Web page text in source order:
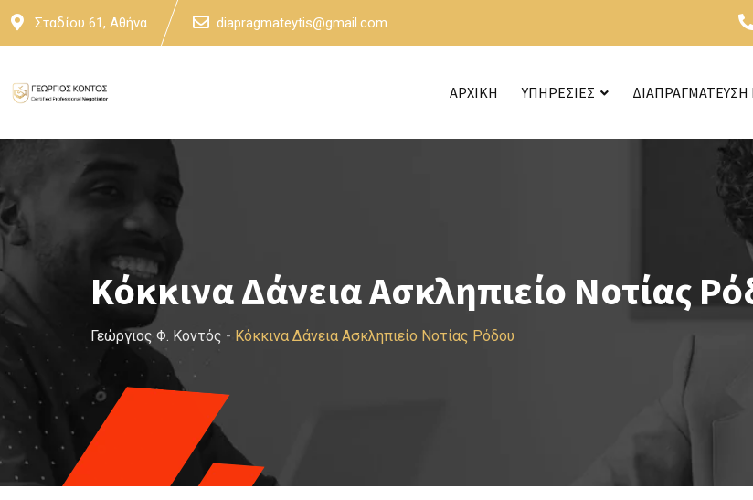
Skip
Σταδίου 61, Αθήνα diapragmateytis@gmail.com
ΑΡΧΙΚΗ ΥΠΗΡΕΣΙΕΣ ΔΙΑΠΡΑΓΜΑΤΕΥΣΗ
Κόκκινα Δάνεια Ασκληπιείο Νοτίας
Γεώργιος Φ. Κοντός - Κόκκινα Δάνεια Ασκληπιείο Νοτίας Ρόδου